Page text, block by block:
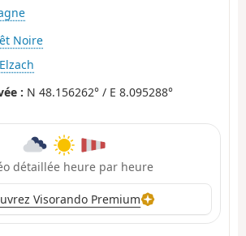
Noire
Elzach
: N 48.156262° / E 8.095288°
détaillée heure par heure
Visorando Premium